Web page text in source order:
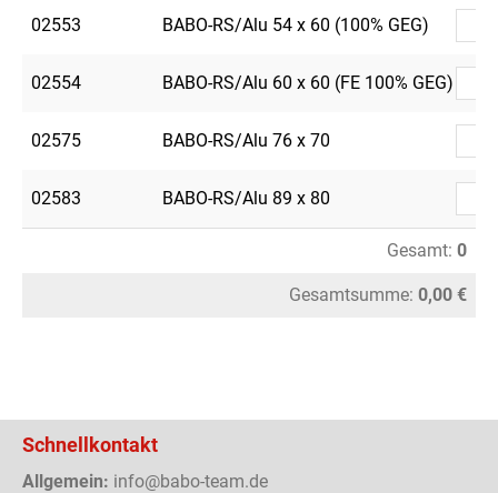
02553 BABO-RS/Alu 54 x 60 (100% GEG)
02554 BABO-RS/Alu 60 x 60 (FE 100% GEG)
02575 BABO-RS/Alu 76 x 70
02583 BABO-RS/Alu 89 x 80
Gesamt: 0
Gesamtsumme: 0,00 €
Schnellkontakt
Allgemein: info@babo-team.de